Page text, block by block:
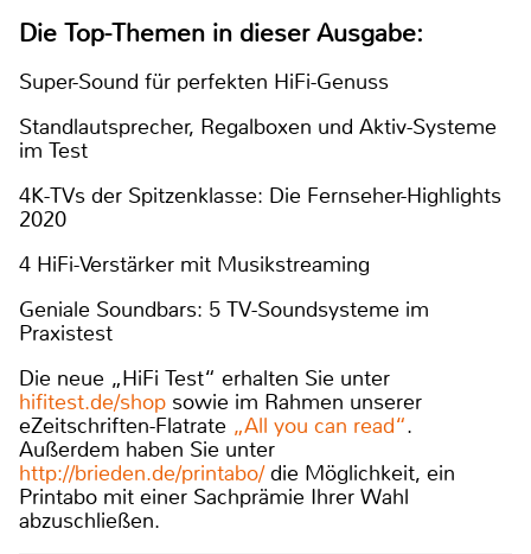
Die Top-Themen in dieser Ausgabe:
Super-Sound für perfekten HiFi-Genuss
Standlautsprecher, Regalboxen und Aktiv-Systeme
im Test
4K-TVs der Spitzenklasse: Die Fernseher-Highlights
2020
4 HiFi-Verstärker mit Musikstreaming
Geniale Soundbars: 5 TV-Soundsysteme im
Praxistest
Die neue „HiFi Test“ erhalten Sie unter
hifitest.de/shop sowie im Rahmen unserer
eZeitschriften-Flatrate „All you can read“.
Außerdem haben Sie unter
http://brieden.de/printabo/die Möglichkeit, ein
Printabo mit einer Sachprämie Ihrer Wahl
abzuschließen.